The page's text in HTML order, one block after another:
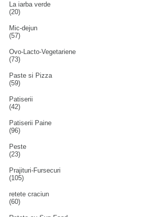
La iarba verde
(20)
Mic-dejun
(57)
Ovo-Lacto-Vegetariene
(73)
Paste si Pizza
(59)
Patiserii
(42)
Patiserii Paine
(96)
Peste
(23)
Prajituri-Fursecuri
(105)
retete craciun
(60)